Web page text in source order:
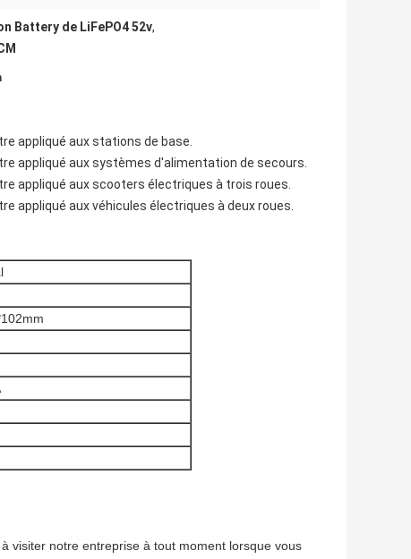
Battery de LiFePO4 52v,
appliqué aux stations de base.
appliqué aux systèmes d'alimentation de secours.
appliqué aux scooters électriques à trois roues.
appliqué aux véhicules électriques à deux roues.
visiter notre entreprise à tout moment lorsque vous